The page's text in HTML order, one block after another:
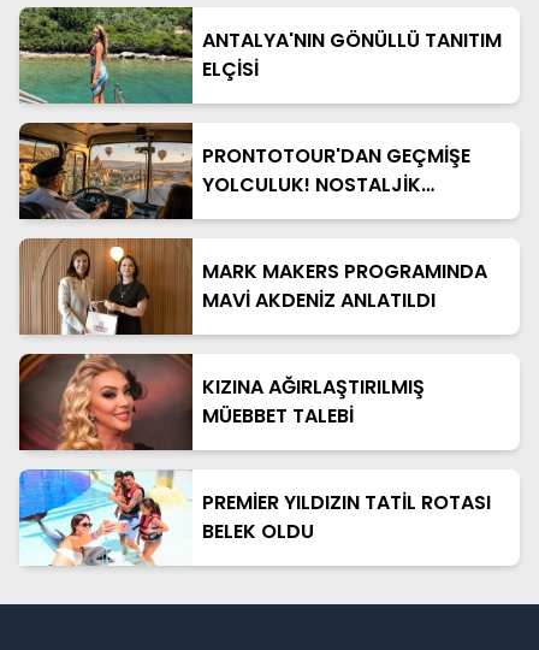
ANTALYA'NIN GÖNÜLLÜ TANITIM
ELÇİSİ
PRONTOTOUR'DAN GEÇMİŞE
YOLCULUK! NOSTALJİK
OTOBÜSLÜ KAPADOKYA TURU
MARK MAKERS PROGRAMINDA
MAVİ AKDENİZ ANLATILDI
KIZINA AĞIRLAŞTIRILMIŞ
MÜEBBET TALEBİ
PREMİER YILDIZIN TATİL ROTASI
BELEK OLDU